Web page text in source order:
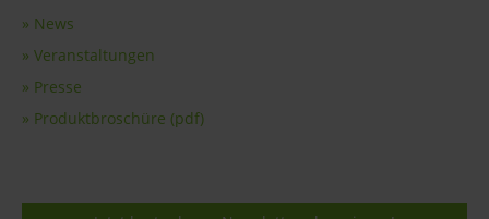
» News
» Veranstaltungen
» Presse
» Produktbroschüre (pdf)